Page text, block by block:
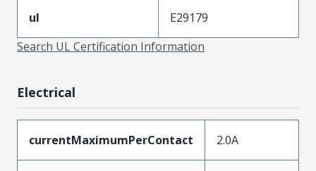
ul
E29179
Search UL Certification Information
Electrical
currentMaximumPerContact 2.0A